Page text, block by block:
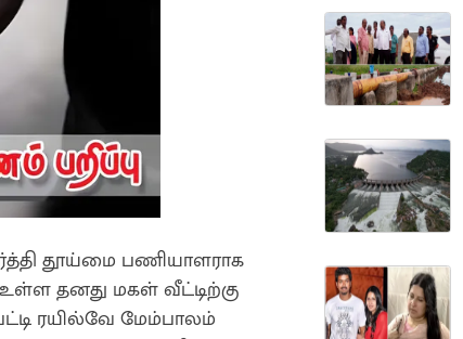
தூய்மை பணியாளராக
உள்ள தனது மகள் வீட்டிற்கு
ரயில்வே மேம்பாலம்